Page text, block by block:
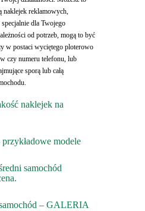
naklejek reklamowych,
dla Twojego
od potrzeb, mogą to być
w postaci wyciętego ploterowo
czy numeru telefonu, lub
sporą lub całą
naklejek na
modele
samochód
– GALERIA